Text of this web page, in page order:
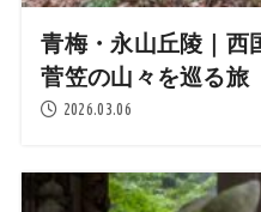
青梅・永山丘陵｜西
菅笠の山々を巡る旅
2026.03.06